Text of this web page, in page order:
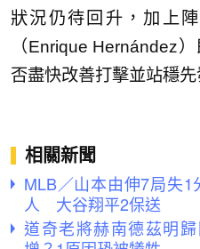
狀況仍待回升，加上
（Enrique Hernández
否盡快改善打擊並站穩
相關新聞
MLB／山本由伸7局失
人 大谷翔平2保送
道奇老將赫南德茲明